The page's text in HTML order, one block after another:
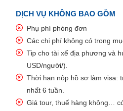
DỊCH VỤ KHÔNG BAO GỒM
Phụ phí phòng đơn
Các chi phí không có trong
Tip cho tài xế địa phương và
USD/người/).
Thời hạn nộp hồ sơ làm visa:
nhất 6 tuần.
Giá tour, thuế hàng không…